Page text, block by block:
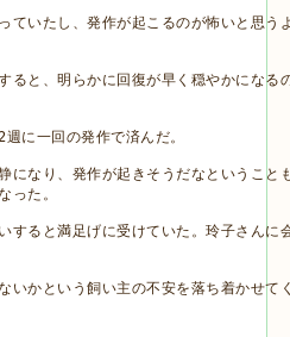
ていたし、発作が起こるのが怖いと思う
ると、明らかに回復が早く穏やかになる
に一回の発作で済んだ。
になり、発作が起きそうだなということ
った。
すると満足げに受けていた。玲子さんに
いかという飼い主の不安を落ち着かせて